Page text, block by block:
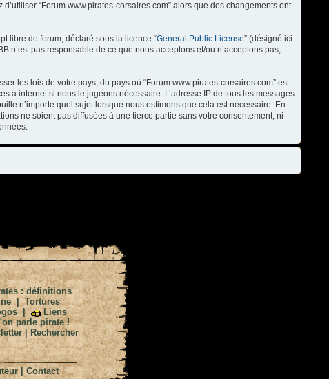
“Forum www.pirates-corsaires.com” alors que des changements ont
libre de forum, déclaré sous la licence “General Public License” (désigné ici
n’est pas responsable de ce que nous acceptons et/ou n’acceptons pas,
les lois de votre pays, du pays où “Forum www.pirates-corsaires.com” est
à internet si nous le jugeons nécessaire. L’adresse IP de tous les messages
n’importe quel sujet lorsque nous estimons que cela est nécessaire. En
ne soient pas diffusées à une tierce partie sans votre consentement, ni
: définitions
|Tortures
|
Liens
parle pirate !
| Rechercher
|Contact